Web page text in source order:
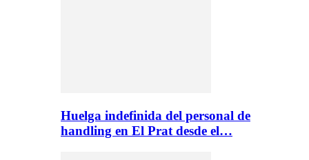
Huelga indefinida del personal de
handling en El Prat desde el…